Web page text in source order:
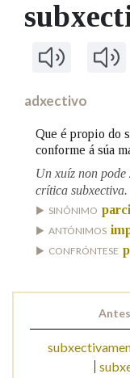
Facebook
TwitterYoutube
BUSCAR NOS
Comeza por
Contén
BUSCAR NO
Nos exemplos
adxectivo
Que é propio do
conforme á súa
Un xuíz non
crítica subxectiva.
SINÓNIMO
ANTÓNIMOS
CONFRÓNTESE